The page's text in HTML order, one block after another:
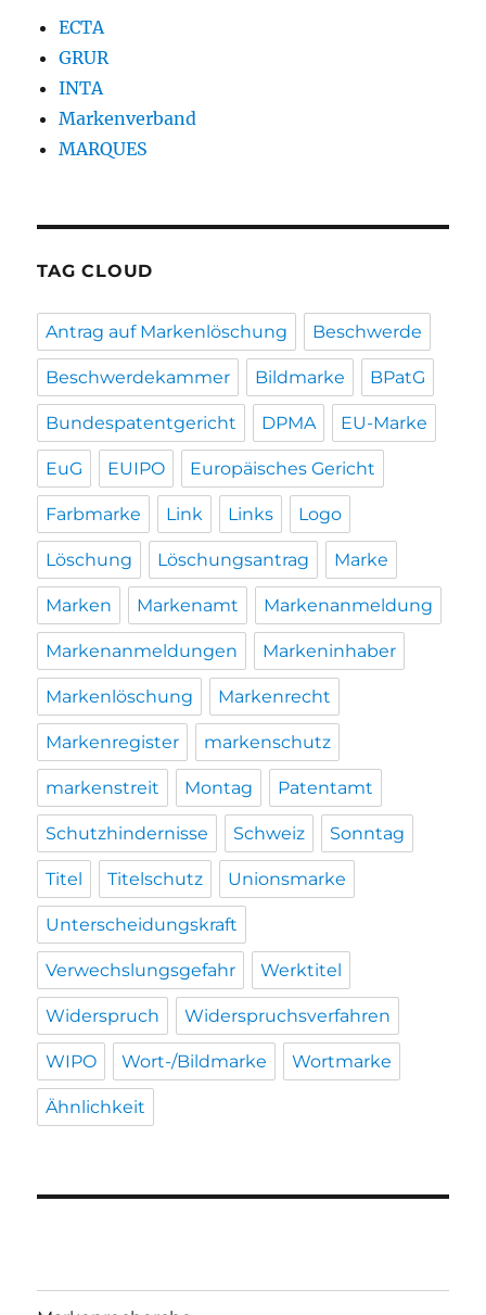
ECTA
GRUR
INTA
Markenverband
MARQUES
TAG CLOUD
Antrag auf Markenlöschung Beschwerde
Beschwerdekammer Bildmarke BPatG
Bundespatentgericht DPMA EU-Marke
EuG EUIPO Europäisches Gericht
Farbmarke Link Links Logo
Löschung Löschungsantrag Marke
Marken Markenamt Markenanmeldung
Markenanmeldungen Markeninhaber
Markenlöschung Markenrecht
Markenregister markenschutz
markenstreit Montag Patentamt
Schutzhindernisse Schweiz Sonntag
Titel Titelschutz Unionsmarke
Unterscheidungskraft
Verwechslungsgefahr Werktitel
Widerspruch Widerspruchsverfahren
WIPO Wort-/Bildmarke Wortmarke
Ähnlichkeit